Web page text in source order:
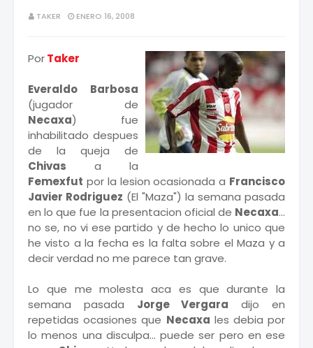
TAKER ENERO 16, 2008
PorTaker
Everaldo Barbosa
(jugador de
Necaxa) fue
inhabilitado despues
de la queja de
Chivas a la
Femexfut por la lesion ocasionada a Francisco
Javier Rodriguez (El "Maza") la semana pasada
en lo que fue la presentacion oficial de Necaxa...
no se, no vi ese partido y de hecho lo unico que
he visto a la fecha es la falta sobre el Maza y a
decir verdad no me parece tan grave.
Lo que me molesta aca es que durante la
semana pasada Jorge Vergara dijo en
repetidas ocasiones que Necaxa les debia por
lo menos una disculpa... puede ser pero en ese